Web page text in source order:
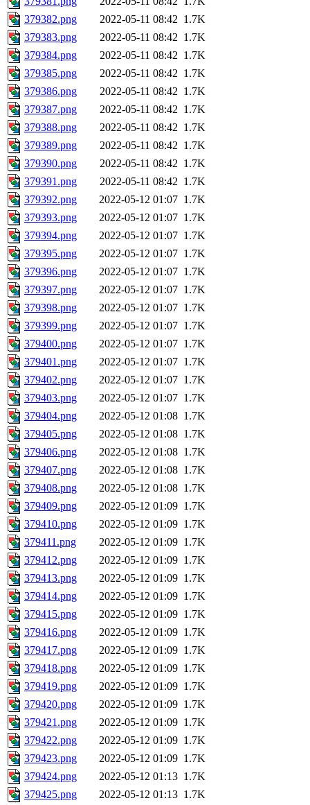
379382.png
2022-05-11 08:42 1.7K
379383.png
2022-05-11 08:42 1.7K
379384.png
2022-05-11 08:42 1.7K
379385.png
2022-05-11 08:42 1.7K
379386.png
2022-05-11 08:42 1.7K
379387.png
2022-05-11 08:42 1.7K
379388.png
2022-05-11 08:42 1.7K
379389.png
2022-05-11 08:42 1.7K
379390.png
2022-05-11 08:42 1.7K
379391.png
2022-05-11 08:42 1.7K
379392.png
2022-05-12 01:07 1.7K
379393.png
2022-05-12 01:07 1.7K
379394.png
2022-05-12 01:07 1.7K
379395.png
2022-05-12 01:07 1.7K
379396.png
2022-05-12 01:07 1.7K
379397.png
2022-05-12 01:07 1.7K
379398.png
2022-05-12 01:07 1.7K
379399.png
2022-05-12 01:07 1.7K
379400.png
2022-05-12 01:07 1.7K
379401.png
2022-05-12 01:07 1.7K
379402.png
2022-05-12 01:07 1.7K
379403.png
2022-05-12 01:07 1.7K
379404.png
2022-05-12 01:08 1.7K
379405.png
2022-05-12 01:08 1.7K
379406.png
2022-05-12 01:08 1.7K
379407.png
2022-05-12 01:08 1.7K
379408.png
2022-05-12 01:08 1.7K
379409.png
2022-05-12 01:09 1.7K
379410.png
2022-05-12 01:09 1.7K
379411.png
2022-05-12 01:09 1.7K
379412.png
2022-05-12 01:09 1.7K
379413.png
2022-05-12 01:09 1.7K
379414.png
2022-05-12 01:09 1.7K
379415.png
2022-05-12 01:09 1.7K
379416.png
2022-05-12 01:09 1.7K
379417.png
2022-05-12 01:09 1.7K
379418.png
2022-05-12 01:09 1.7K
379419.png
2022-05-12 01:09 1.7K
379420.png
2022-05-12 01:09 1.7K
379421.png
2022-05-12 01:09 1.7K
379422.png
2022-05-12 01:09 1.7K
379423.png
2022-05-12 01:09 1.7K
379424.png
2022-05-12 01:13 1.7K
379425.png
2022-05-12 01:13 1.7K